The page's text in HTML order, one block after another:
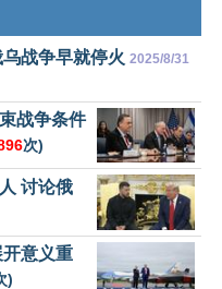
战争早就停火 2025/8/31
战争条件
次)
讨论俄
意义重
)